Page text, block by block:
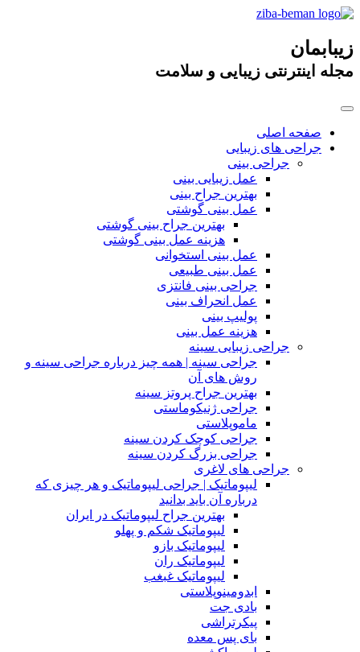
زیبابمان
مجله اینترنتی زیبایی و سلامت
صفحه اصلی
جراحی های زیبایی
جراحی بینی
عمل زیبایی بینی
بهترین جراح بینی
عمل بینی گوشتی
بهترین جراح بینی گوشتی
هزینه عمل بینی گوشتی
عمل بینی استخوانی
عمل بینی طبیعی
جراحی بینی فانتزی
عمل انحراف بینی
پولیپ بینی
هزینه عمل بینی
جراحی زیبایی سینه
جراحی سینه | همه چیز درباره جراحی سینه و
روش های آن
بهترین جراح پروتز سینه
جراحی ژنیکوماستی
ماموپلاستی
جراحی کوچک کردن سینه
جراحی بزرگ کردن سینه
جراحی های لاغری
لیپوماتیک | جراحی لیپوماتیک و هر چیزی که
درباره آن باید بدانید
بهترین جراح لیپوماتیک در ایران
لیپوماتیک شکم و پهلو
لیپوماتیک بازو
لیپوماتیک ران
لیپوماتیک غبغب
ابدومینوپلاستی
بادی‌ جت
پیکرتراشی
بای پس معده